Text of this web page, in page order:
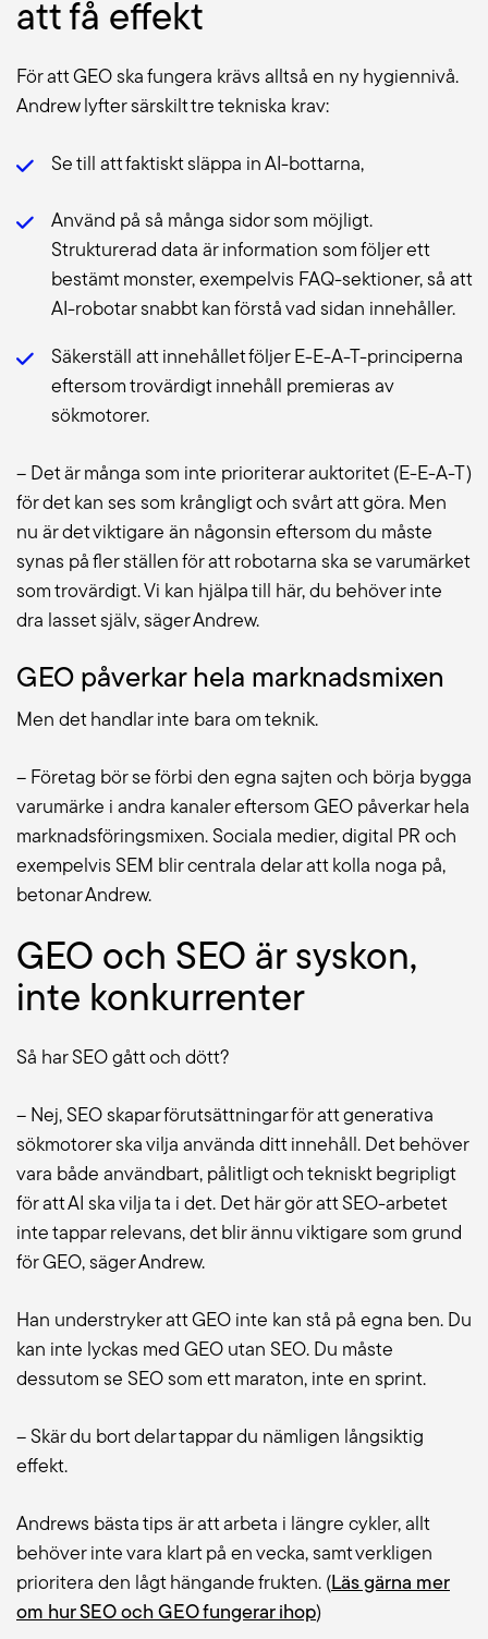
att få effekt
För att GEO ska fungera krävs alltså en ny hygiennivå.
Andrew lyfter särskilt tre tekniska krav:
Se till att faktiskt släppa in AI-bottarna,
Använd på så många sidor som möjligt.
Strukturerad data är information som följer ett
bestämt monster, exempelvis FAQ-sektioner, så att
AI-robotar snabbt kan förstå vad sidan innehåller.
Säkerställ att innehållet följer E-E-A-T-principerna
eftersom trovärdigt innehåll premieras av
sökmotorer.
– Det är många som inte prioriterar auktoritet (E-E-A-T)
för det kan ses som krångligt och svårt att göra. Men
nu är det viktigare än någonsin eftersom du måste
synas på fler ställen för att robotarna ska se varumärket
som trovärdigt. Vi kan hjälpa till här, du behöver inte
dra lasset själv, säger Andrew.
GEO påverkar hela marknadsmixen
Men det handlar inte bara om teknik.
– Företag bör se förbi den egna sajten och börja bygga
varumärke i andra kanaler eftersom GEO påverkar hela
marknadsföringsmixen. Sociala medier, digital PR och
exempelvis SEM blir centrala delar att kolla noga på,
betonar Andrew.
GEO och SEO är syskon,
inte konkurrenter
Så har SEO gått och dött?
– Nej, SEO skapar förutsättningar för att generativa
sökmotorer ska vilja använda ditt innehåll. Det behöver
vara både användbart, pålitligt och tekniskt begripligt
för att AI ska vilja ta i det. Det här gör att SEO-arbetet
inte tappar relevans, det blir ännu viktigare som grund
för GEO, säger Andrew.
Han understryker att GEO inte kan stå på egna ben. Du
kan inte lyckas med GEO utan SEO. Du måste
dessutom se SEO som ett maraton, inte en sprint.
– Skär du bort delar tappar du nämligen långsiktig
effekt.
Andrews bästa tips är att arbeta i längre cykler, allt
behöver inte vara klart på en vecka, samt verkligen
prioritera den lågt hängande frukten. (Läs gärna mer
om hur SEO och GEO fungerar ihop)